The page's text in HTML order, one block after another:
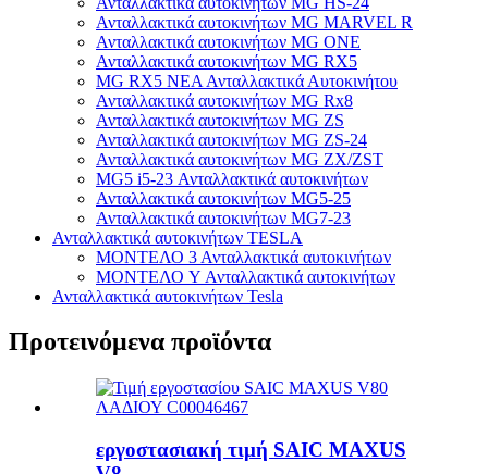
Ανταλλακτικά αυτοκινήτων MG MARVEL R
Ανταλλακτικά αυτοκινήτων MG ONE
Ανταλλακτικά αυτοκινήτων MG RX5
MG RX5 ΝΕΑ Ανταλλακτικά Αυτοκινήτου
Ανταλλακτικά αυτοκινήτων MG Rx8
Ανταλλακτικά αυτοκινήτων MG ZS
Ανταλλακτικά αυτοκινήτων MG ZS-24
Ανταλλακτικά αυτοκινήτων MG ZX/ZST
MG5 i5-23 Ανταλλακτικά αυτοκινήτων
Ανταλλακτικά αυτοκινήτων MG5-25
Ανταλλακτικά αυτοκινήτων MG7-23
Ανταλλακτικά αυτοκινήτων TESLA
ΜΟΝΤΕΛΟ 3 Ανταλλακτικά αυτοκινήτων
ΜΟΝΤΕΛΟ Y Ανταλλακτικά αυτοκινήτων
Ανταλλακτικά αυτοκινήτων Tesla
Προτεινόμενα προϊόντα
εργοστασιακή τιμή SAIC MAXUS